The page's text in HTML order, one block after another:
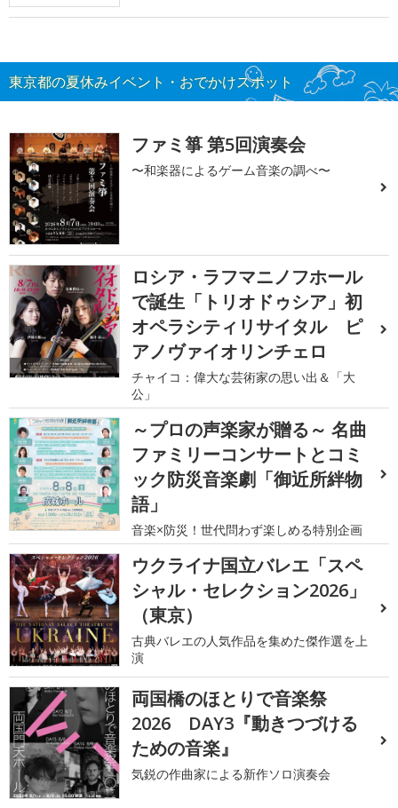
東京都の夏休みイベント・おでかけスポット
ファミ箏 第5回演奏会
〜和楽器によるゲーム音楽の調べ〜
ロシア・ラフマニノフホール
で誕生「トリオドゥシア」初
オペラシティリサイタル ピ
アノヴァイオリンチェロ
チャイコ：偉大な芸術家の思い出＆「大
公」
～プロの声楽家が贈る～ 名曲
ファミリーコンサートとコミ
ック防災音楽劇「御近所絆物
語」
音楽×防災！世代問わず楽しめる特別企画
ウクライナ国立バレエ「スペ
シャル・セレクション2026」
（東京）
古典バレエの人気作品を集めた傑作選を上
演
両国橋のほとりで音楽祭
2026 DAY3『動きつづける
ための音楽』
気鋭の作曲家による新作ソロ演奏会